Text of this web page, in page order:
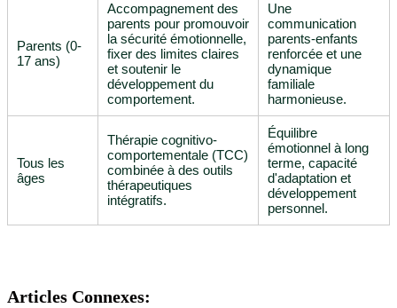
Parents (0-
17 ans)
Accompagnement des
parents pour promouvoir
la sécurité émotionnelle,
fixer des limites claires
et soutenir le
développement du
comportement.
Une
communication
parents-enfants
renforcée et une
dynamique
familiale
harmonieuse.
Tous les
âges
Thérapie cognitivo-
comportementale (TCC)
combinée à des outils
thérapeutiques
intégratifs.
Équilibre
émotionnel à long
terme, capacité
d'adaptation et
développement
personnel.
Articles Connexes: